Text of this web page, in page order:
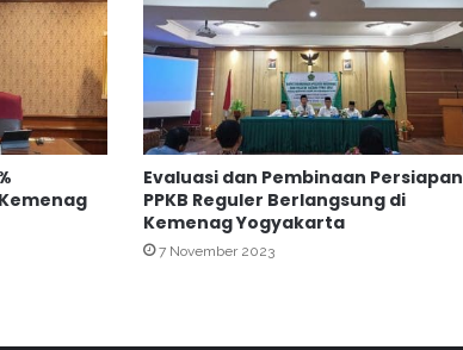
Evaluasi dan Pembinaan Persiapan
PPKB Reguler Berlangsung di
Kemenag Yogyakarta
7 November 2023